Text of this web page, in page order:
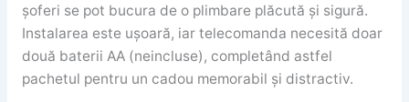
șoferi se pot bucura de o plimbare plăcută și sigură.
Instalarea este ușoară, iar telecomanda necesită doar
două baterii AA (neincluse), completând astfel
pachetul pentru un cadou memorabil și distractiv.